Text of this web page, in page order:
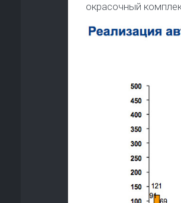
окрасочный